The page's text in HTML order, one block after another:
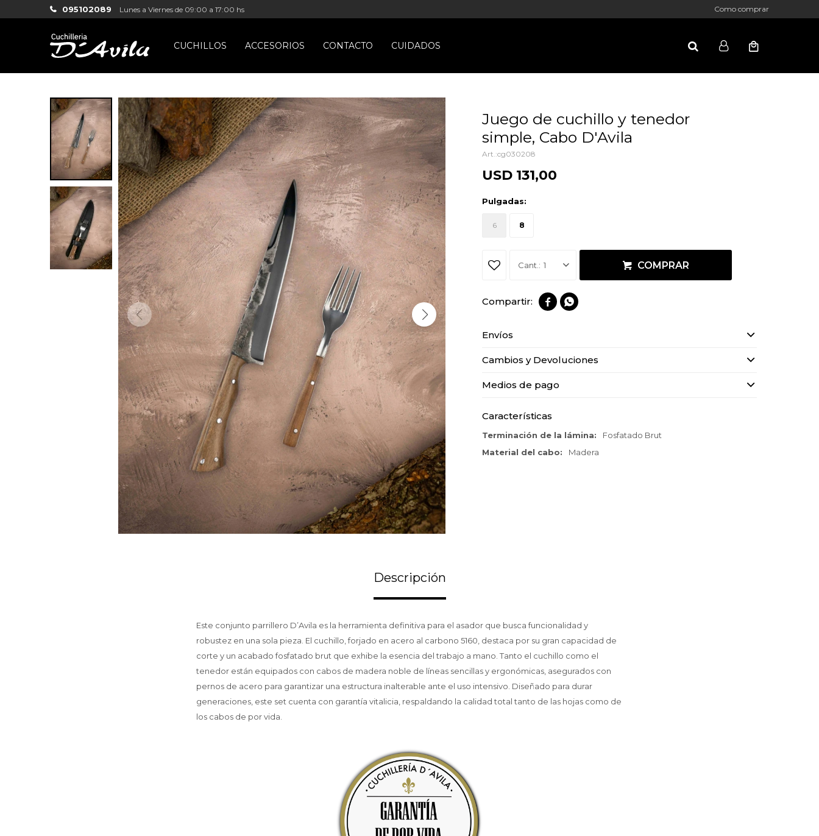
CUCHILLOS ACCESORIOS CONTACTO CUIDADOS
095102089 Lunes a Viernes de 09:00 a 17:00 hs Como comprar
Juego de cuchillo y tenedor
simple, Cabo D'Avila
cg030208
USD 131,00
Pulgadas:
6 8
1 COMPRAR
 
Envíos
Cambios y Devoluciones
Medios de pago
Características
Terminación de la lámina
Fosfatado Brut
Material del cabo
Madera
Descripción
Este conjunto parrillero D’Avila es la herramienta definitiva para el asador que busca funcionalidad y
robustez en una sola pieza. El cuchillo, forjado en acero al carbono 5160, destaca por su gran capacidad de
corte y un acabado fosfatado brut que exhibe la esencia del trabajo a mano. Tanto el cuchillo como el
tenedor están equipados con cabos de madera noble de líneas sencillas y ergonómicas, asegurados con
pernos de acero para garantizar una estructura inalterable ante el uso intensivo. Diseñado para durar
generaciones, este set cuenta con garantía vitalicia, respaldando la calidad total tanto de las hojas como de
los cabos de por vida.